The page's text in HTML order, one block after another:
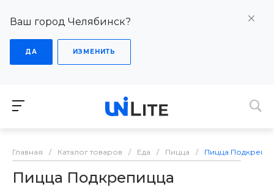
Ваш город Челябинск?
ДА ИЗМЕНИТЬ
Главная / Каталог товаров / Еда / Пицца / Пицца
Пицца Подкрепицца